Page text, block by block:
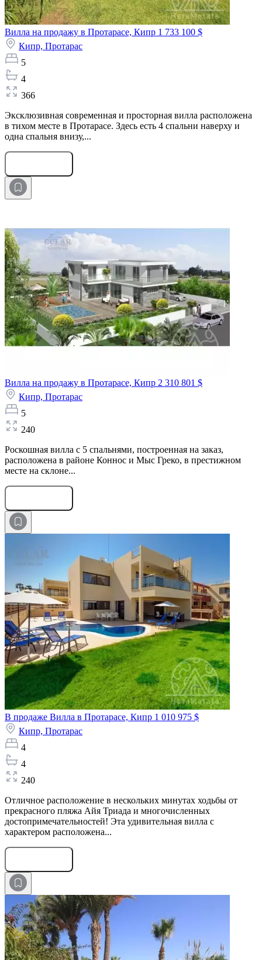
Вилла на продажу в Протарасе, Кипр 1 733 100 $
Кипр, Протарас
5
4
366
Эксклюзивная современная и просторная вилла расположена
в тихом месте в Протарасе. Здесь есть 4 спальни наверху и
одна спальня внизу,...
Вилла на продажу в Протарасе, Кипр 2 310 801 $
Кипр, Протарас
5
240
Роскошная вилла с 5 спальнями, построенная на заказ,
расположена в районе Коннос и Мыс Греко, в престижном
месте на склоне...
В продаже Вилла в Протарасе, Кипр 1 010 975 $
Кипр, Протарас
4
4
240
Отличное расположение в нескольких минутах ходьбы от
прекрасного пляжа Айя Триада и многочисленных
достопримечательностей! Эта удивительная вилла с
характером расположена...